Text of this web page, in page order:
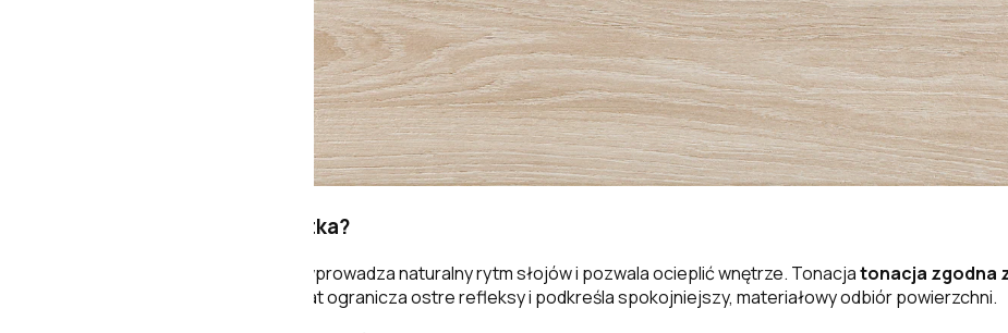
Jak prezentuje się ta płytka?
Grafika inspirowana drewnem wprowadza naturalny rytm słojów i pozwala ocieplić wnętrze. Tonacjatonacja zgodna
betonem i prostymi meblami. Mat ogranicza ostre refleksy i podkreśla spokojniejszy, materiałowy odbiór powierzchni.